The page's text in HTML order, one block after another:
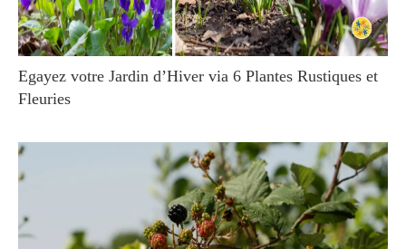
Egayez votre Jardin d’Hiver via 6 Plantes Rustiques et
Fleuries